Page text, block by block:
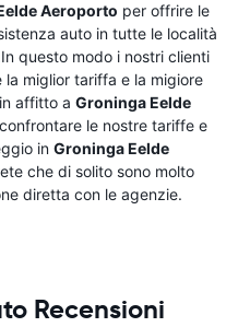
Aeroporto per offrire le
auto in tutte le località
questo modo i nostri clienti
la miglior tariffa e la migiore
affitto a Groninga Eelde
le nostre tariffe e
in Groninga Eelde
che di solito sono molto
diretta con le agenzie.
Recensioni